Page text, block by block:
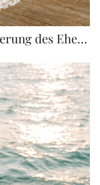
Zeremonie zur Erneuerung des Eheversprechens